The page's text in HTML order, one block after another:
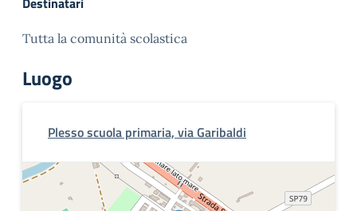
Tutta la comunità scolastica
Luogo
Plesso scuola primaria, via Garibaldi